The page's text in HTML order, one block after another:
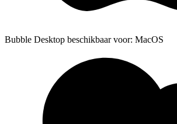
Bubble Desktop beschikbaar voor: MacOS